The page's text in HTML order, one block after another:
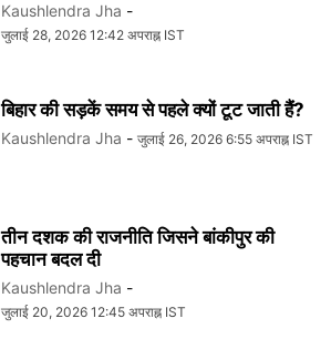
Kaushlendra Jha -
जुलाई 28, 2026 12:42 अपराह्न IST
बिहार की सड़कें समय से पहले क्यों टूट जाती हैं?
Kaushlendra Jha - जुलाई 26, 2026 6:55 अपराह्न IST
तीन दशक की राजनीति जिसने बांकीपुर की
पहचान बदल दी
Kaushlendra Jha -
जुलाई 20, 2026 12:45 अपराह्न IST